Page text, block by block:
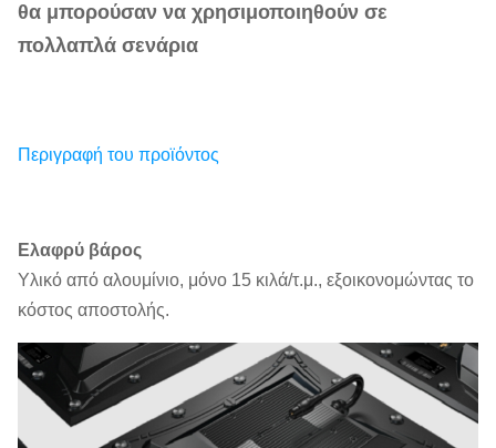
θα μπορούσαν να χρησιμοποιηθούν σε
πολλαπλά σενάρια
Περιγραφή του προϊόντος
Ελαφρύ βάρος
Υλικό από αλουμίνιο, μόνο 15 κιλά/τ.μ., εξοικονομώντας το
κόστος αποστολής.